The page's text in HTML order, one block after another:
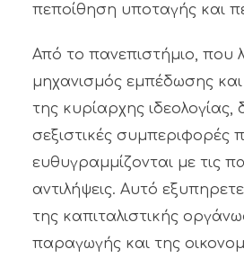
πεποίθηση υποταγής και
Από το πανεπιστήμιο, που
μηχανισμός εμπέδωσης
της κυρίαρχης ιδεολογίας,
σεξιστικές συμπεριφορές
ευθυγραμμίζονται με τις
αντιλήψεις. Αυτό
της καπιταλιστικής
παραγωγής και της